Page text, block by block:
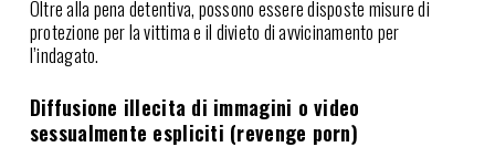
Oltre alla pena detentiva, possono essere disposte misure di
protezione per la vittima e il divieto di avvicinamento per
l’indagato.
Diffusione illecita di immagini o video
sessualmente espliciti (revenge porn)